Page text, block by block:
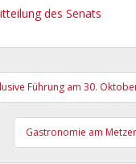
des Senats
Führung am 30.
Gastronomie am